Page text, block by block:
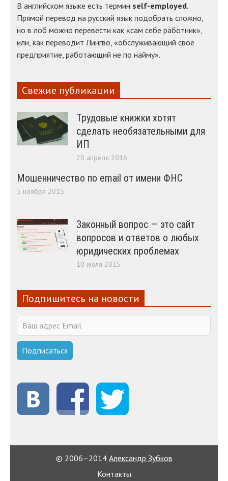
В английском языке есть термин self-employed.
Прямой перевод на русский язык подобрать сложно,
но в лоб можно перевести как «сам себе работник»,
или, как переводит Лингво, «обслуживающий свое
предприятие, работающий не по найму».
Свежие публикации
Трудовые книжки хотят
сделать необязательными для
ИП
20 апреля 2016
Мошенничество по email от имени ФНС
5 ноября 2015
Законный вопрос — это сайт
вопросов и ответов о любых
юридических проблемах
10 июля 2015
Подпишитесь на новости
© 2006–2014 Александр Зубков
Контакты